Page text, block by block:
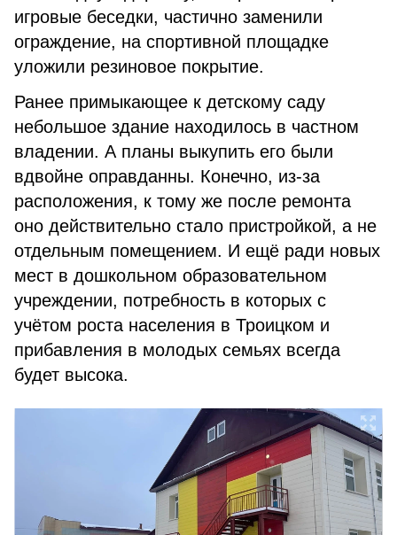
игровые беседки, частично заменили
ограждение, на спортивной площадке
уложили резиновое покрытие.
Ранее примыкающее к детскому саду
неболь­шое здание находилось в частном
владении. А планы выкупить его были
вдвойне оправданны. Конечно, из-за
расположения, к тому же после ре­монта
оно действительно стало пристройкой, а не
отдельным помещением. И ещё ради новых
мест в дошкольном образовательном
учрежде­нии, потребность в которых с
учётом роста на­селения в Троицком и
прибавления в молодых семьях всегда
будет высока.